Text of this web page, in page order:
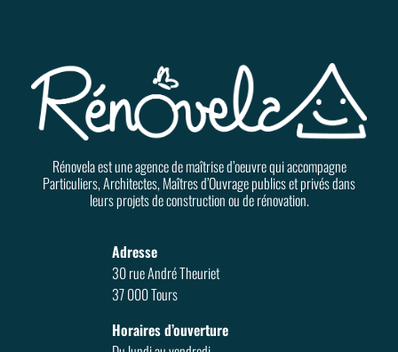
Rénovela est une agence de maîtrise d’oeuvre qui accompagne
Particuliers, Architectes, Maîtres d’Ouvrage publics et privés dans
leurs projets de construction ou de rénovation.
Adresse
30 rue André Theuriet
37 000 Tours
Horaires d’ouverture